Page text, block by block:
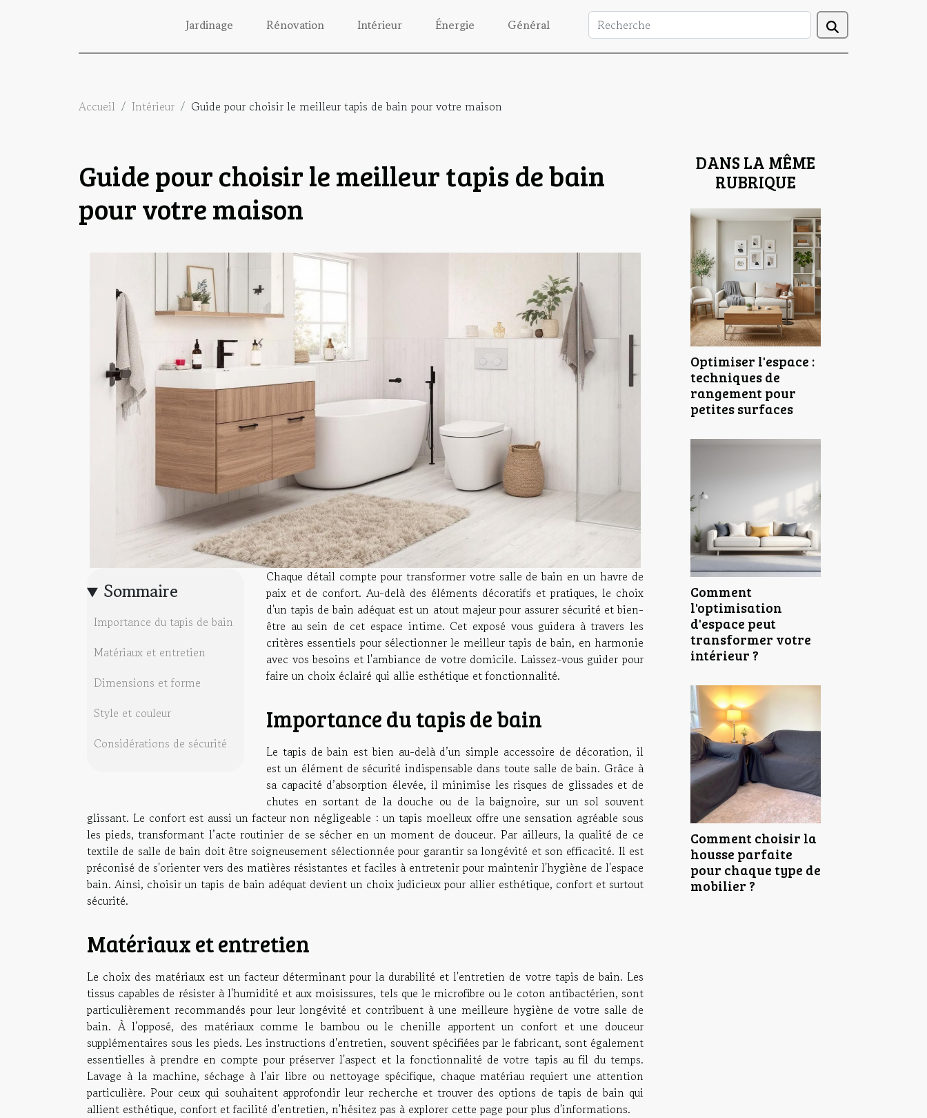
Jardinage Rénovation Intérieur Énergie Général
Accueil Intérieur Guide pour choisir le meilleur tapis de bain pour votre maison
Guide pour choisir le meilleur tapis de bain
pour votre maison
Sommaire
Importance du tapis de bain
Matériaux et entretien
Dimensions et forme
Style et couleur
Considérations de sécurité
Chaque détail compte pour transformer votre salle de bain en un havre de
paix et de confort. Au-delà des éléments décoratifs et pratiques, le choix
d'un tapis de bain adéquat est un atout majeur pour assurer sécurité et bien-
être au sein de cet espace intime. Cet exposé vous guidera à travers les
critères essentiels pour sélectionner le meilleur tapis de bain, en harmonie
avec vos besoins et l'ambiance de votre domicile. Laissez-vous guider pour
faire un choix éclairé qui allie esthétique et fonctionnalité.
Importance du tapis de bain
Le tapis de bain est bien au-delà d’un simple accessoire de décoration, il
est un élément de sécurité indispensable dans toute salle de bain. Grâce à
sa capacité d’absorption élevée, il minimise les risques de glissades et de
chutes en sortant de la douche ou de la baignoire, sur un sol souvent
glissant. Le confort est aussi un facteur non négligeable : un tapis moelleux offre une sensation agréable sous
les pieds, transformant l’acte routinier de se sécher en un moment de douceur. Par ailleurs, la qualité de ce
textile de salle de bain doit être soigneusement sélectionnée pour garantir sa longévité et son efficacité. Il est
préconisé de s'orienter vers des matières résistantes et faciles à entretenir pour maintenir l'hygiène de l'espace
bain. Ainsi, choisir un tapis de bain adéquat devient un choix judicieux pour allier esthétique, confort et surtout
sécurité.
Matériaux et entretien
Le choix des matériaux est un facteur déterminant pour la durabilité et l'entretien de votre tapis de bain. Les
tissus capables de résister à l'humidité et aux moisissures, tels que le microfibre ou le coton antibactérien, sont
particulièrement recommandés pour leur longévité et contribuent à une meilleure hygiène de votre salle de
bain. À l'opposé, des matériaux comme le bambou ou le chenille apportent un confort et une douceur
supplémentaires sous les pieds. Les instructions d'entretien, souvent spécifiées par le fabricant, sont également
essentielles à prendre en compte pour préserver l'aspect et la fonctionnalité de votre tapis au fil du temps.
Lavage à la machine, séchage à l'air libre ou nettoyage spécifique, chaque matériau requiert une attention
particulière. Pour ceux qui souhaitent approfondir leur recherche et trouver des options de tapis de bain qui
allient esthétique, confort et facilité d'entretien, n'hésitez pas à explorer cette page pour plus d'informations.
DANS LA MÊME
RUBRIQUE
Optimiser l'espace :
techniques de
rangement pour
petites surfaces
Comment
l'optimisation
d'espace peut
transformer votre
intérieur ?
Comment choisir la
housse parfaite
pour chaque type de
mobilier ?